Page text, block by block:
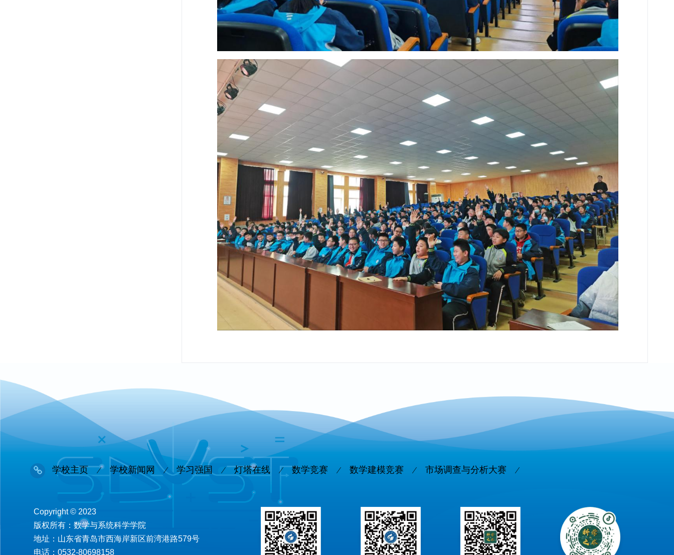
学校主页 学校新闻网 学习强国 灯塔在线 数学竞赛 数学建模竞赛 市场调查与分析大赛
Copyright © 2023
版权所有：数学与系统科学学院
地址：山东省青岛市西海岸新区前湾港路579号
电话：0532-80698158